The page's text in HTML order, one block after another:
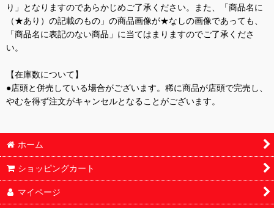
り」となりますのであらかじめご了承ください。また、「商品名に
（★あり）の記載のもの」の商品画像が★なしの画像であっても、
「商品名に表記のない商品」に当てはまりますのでご了承くださ
い。
【在庫数について】
●店頭と併売している場合がございます。稀に商品が店頭で完売し、
やむを得ず注文がキャンセルとなることがございます。
ホーム
ショッピングカート
マイページ